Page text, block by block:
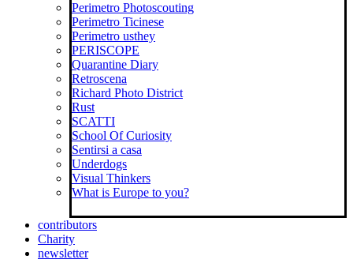
Perimetro Photoscouting
Perimetro Ticinese
Perimetro usthey
PERISCOPE
Quarantine Diary
Retroscena
Richard Photo District
Rust
SCATTI
School Of Curiosity
Sentirsi a casa
Underdogs
Visual Thinkers
What is Europe to you?
contributors
Charity
newsletter